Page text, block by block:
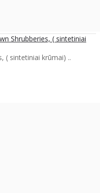
Shrubberies, ( sintetiniai
( sintetiniai krūmai) ..